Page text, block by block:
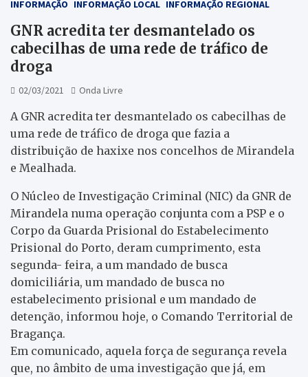
INFORMAÇÃO INFORMAÇÃO LOCAL INFORMAÇÃO REGIONAL
GNR acredita ter desmantelado os
cabecilhas de uma rede de tráfico de
droga
02/03/2021 Onda Livre
A GNR acredita ter desmantelado os cabecilhas de
uma rede de tráfico de droga que fazia a
distribuição de haxixe nos concelhos de Mirandela
e Mealhada.
O Núcleo de Investigação Criminal (NIC) da GNR de
Mirandela numa operação conjunta com a PSP e o
Corpo da Guarda Prisional do Estabelecimento
Prisional do Porto, deram cumprimento, esta
segunda- feira, a um mandado de busca
domiciliária, um mandado de busca no
estabelecimento prisional e um mandado de
detenção, informou hoje, o Comando Territorial de
Bragança.
Em comunicado, aquela força de segurança revela
que, no âmbito de uma investigação que já, em